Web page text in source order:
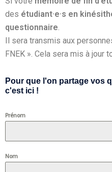
des étudiant·e·s en
questionnaire.
Il sera transmis aux
FNEK ». Cela sera mis à jour
Pour que l'on partage vos
c'est ici !
Prénom
Nom